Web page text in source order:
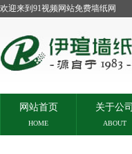
欢迎来到91视频网站免费墙纸网
网站首页
HOME
关于公司
ABOUT